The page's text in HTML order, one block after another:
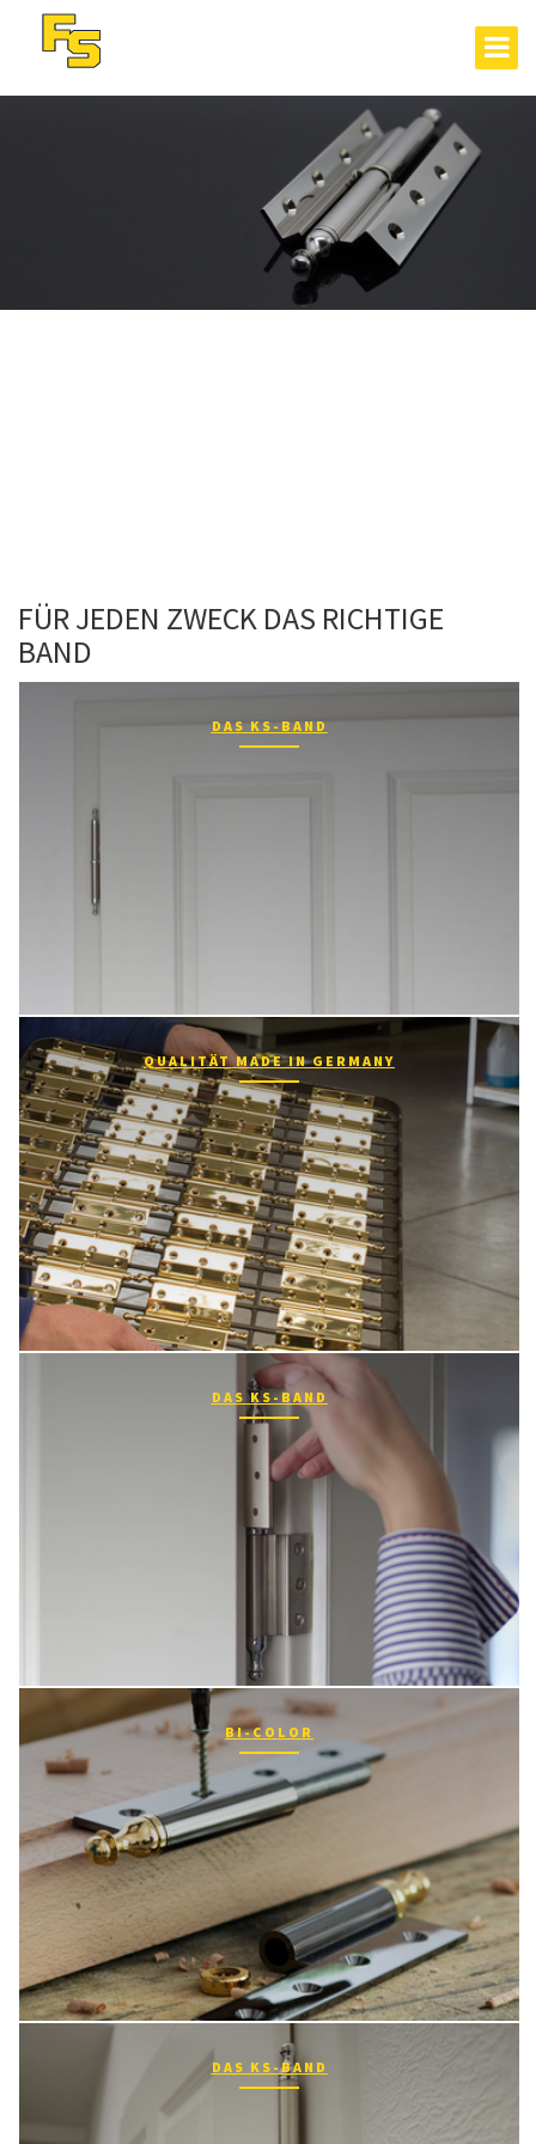
FÜR JEDEN ZWECK DAS RICHTIGE
BAND
DAS KS-BAND
QUALITÄT MADE IN GERMANY
DAS KS-BAND
BI-COLOR
DAS KS-BAND